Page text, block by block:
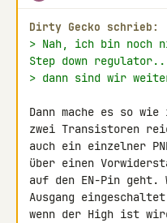
Dirty Gecko schrieb:
> Nah, ich bin noch
Step down
> dann sind wir
Dann mache es so
zwei Transistoren
auch ein einzelner
über einen
auf den EN-Pin geht.
Ausgang
wenn der High ist